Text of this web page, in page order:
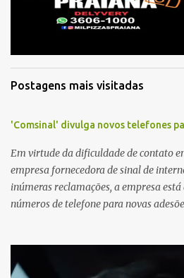
s
Postagens mais visitadas
'Comsinal' divulga novos telefones
Em virtude da dificuldade de contato
empresa fornecedora de sinal de
inúmeras reclamações, a empresa
números de telefone para novas